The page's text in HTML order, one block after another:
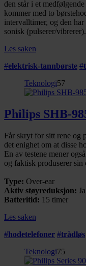
den står i et
kommer med to
intervalltimer, og den
sonisk (pulserer/vibrerer).
Les saken
#elektrisk-tannbørste #
Teknologi57
Philips SHB-
Får skryt for sitt rene og
det enighet om at disse
En av testene mener
og faktisk produserer sin
Type: Over-ear
Aktiv støyreduksjon: Ja
Batteritid: 15 timer
Les saken
#hodetelefoner #trådløs
Teknologi75